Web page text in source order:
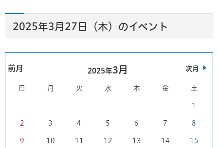
2025年3月27日（木）のイベント
前月 2025年3月 次月
日 月 火 水 木 金 土
1
2 3 4 5 6 7 8
9 10 11 12 13 14 15